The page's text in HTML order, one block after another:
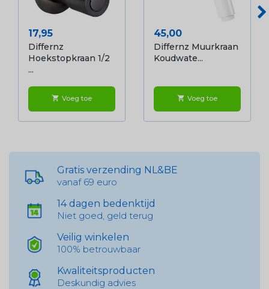
Prijs
17,95
Differnz
Hoekstopkraan 1/2
...
shopping_cart Voeg toe
Prijs
45,00
Differnz Muurkraan
Koudwate...
shopping_cart Voeg toe
Gratis verzending NL&BE
vanaf 69 euro
14 dagen bedenktijd
Niet goed, geld terug
Veilig winkelen
100% betrouwbaar
Kwaliteitsproducten
Deskundig advies